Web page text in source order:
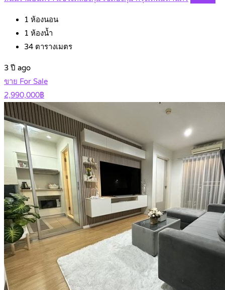
1 ห้องนอน
1 ห้องน้ำ
34 ตารางเมตร
3 ปี ago
ขาย For Sale
2,990,000฿